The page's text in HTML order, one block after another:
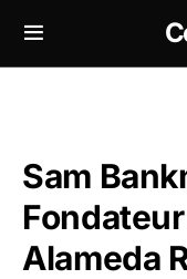
Sam
Alameda